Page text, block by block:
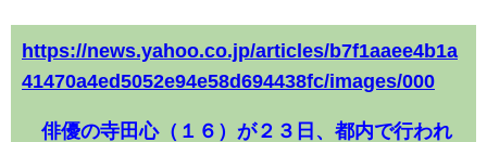
https://news.yahoo.co.jp/articles/b7f1aaee4b1a
41470a4ed5052e94e58d694438fc/images/000
俳優の寺田心（１６）が２３日、都内で行われ